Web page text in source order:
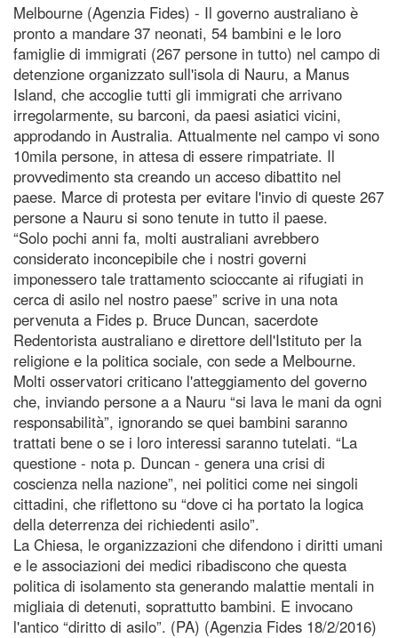
Melbourne (Agenzia Fides) - Il governo australiano è
pronto a mandare 37 neonati, 54 bambini e le loro
famiglie di immigrati (267 persone in tutto) nel campo di
detenzione organizzato sull'isola di Nauru, a Manus
Island, che accoglie tutti gli immigrati che arrivano
irregolarmente, su barconi, da paesi asiatici vicini,
approdando in Australia. Attualmente nel campo vi sono
10mila persone, in attesa di essere rimpatriate. Il
provvedimento sta creando un acceso dibattito nel
paese. Marce di protesta per evitare l'invio di queste 267
persone a Nauru si sono tenute in tutto il paese.
“Solo pochi anni fa, molti australiani avrebbero
considerato inconcepibile che i nostri governi
imponessero tale trattamento scioccante ai rifugiati in
cerca di asilo nel nostro paese” scrive in una nota
pervenuta a Fides p. Bruce Duncan, sacerdote
Redentorista australiano e direttore dell'Istituto per la
religione e la politica sociale, con sede a Melbourne.
Molti osservatori criticano l'atteggiamento del governo
che, inviando persone a a Nauru “si lava le mani da ogni
responsabilità”, ignorando se quei bambini saranno
trattati bene o se i loro interessi saranno tutelati. “La
questione - nota p. Duncan - genera una crisi di
coscienza nella nazione”, nei politici come nei singoli
cittadini, che riflettono su “dove ci ha portato la logica
della deterrenza dei richiedenti asilo”.
La Chiesa, le organizzazioni che difendono i diritti umani
e le associazioni dei medici ribadiscono che questa
politica di isolamento sta generando malattie mentali in
migliaia di detenuti, soprattutto bambini. E invocano
l'antico “diritto di asilo”. (PA) (Agenzia Fides 18/2/2016)